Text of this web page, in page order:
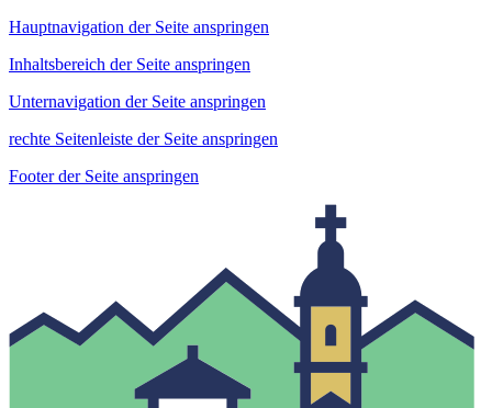
Hauptnavigation der Seite anspringen
Inhaltsbereich der Seite anspringen
Unternavigation der Seite anspringen
rechte Seitenleiste der Seite anspringen
Footer der Seite anspringen